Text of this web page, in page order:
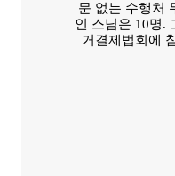
문 없는 수행처
인 스님은 10명.
거결제법회에